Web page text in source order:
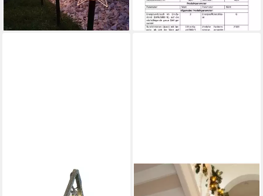
lieferbar - in 3-4 Werktagen bei dir
lieferbar - in 2-3 Werktagen bei dir